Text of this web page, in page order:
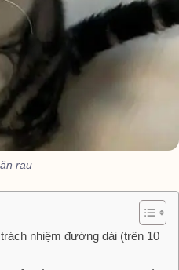
rau
nhiệm đường dài (trên 10